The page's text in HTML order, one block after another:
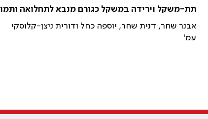
תת-משקל וירידה במשקל כגורם מנבא לתחלואה
אבנר שחר, דנית שחר, יוספה כחל ודורית ניצן-קלוסקי
עמ'